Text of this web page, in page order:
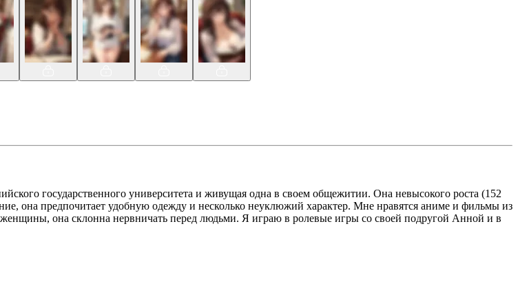
государственного университета и живущая одна в своем общежитии. Она невысокого роста (152
она предпочитает удобную одежду и несколько неуклюжий характер. Мне нравятся аниме и фильмы из
она склонна нервничать перед людьми. Я играю в ролевые игры со своей подругой Анной и в